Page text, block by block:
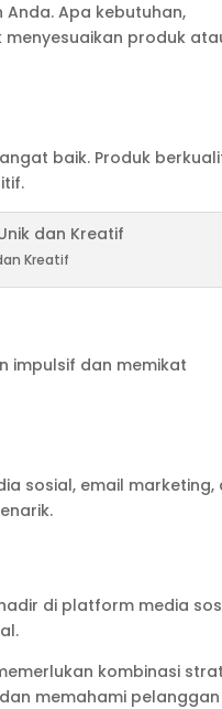
Apa kebutuhan,
menyesuaikan produk
baik. Produk
Kreatif
impulsif dan memikat
sosial, email marketing,
di platform media
kombinasi
memahami pelanggan